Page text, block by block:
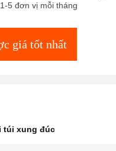
5 đơn vị mỗi tháng
giá tốt nhất
túi xung đúc